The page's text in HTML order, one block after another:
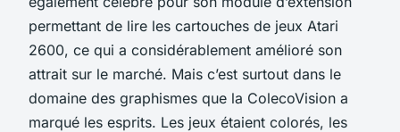
permettant de lire les cartouches de jeux Atari
2600, ce qui a considérablement amélioré son
attrait sur le marché. Mais c’est surtout dans le
domaine des graphismes que la ColecoVision a
marqué les esprits. Les jeux étaient colorés, les